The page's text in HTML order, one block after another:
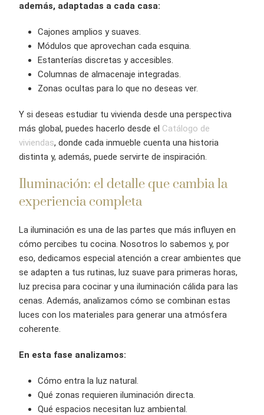
además, adaptadas a cada casa:
Cajones amplios y suaves.
Módulos que aprovechan cada esquina.
Estanterías discretas y accesibles.
Columnas de almacenaje integradas.
Zonas ocultas para lo que no deseas ver.
Y si deseas estudiar tu vivienda desde una perspectiva
más global, puedes hacerlo desde el Catálogo de
viviendas, donde cada inmueble cuenta una historia
distinta y, además, puede servirte de inspiración.
Iluminación: el detalle que cambia la
experiencia completa
La iluminación es una de las partes que más influyen en
cómo percibes tu cocina. Nosotros lo sabemos y, por
eso, dedicamos especial atención a crear ambientes que
se adapten a tus rutinas, luz suave para primeras horas,
luz precisa para cocinar y una iluminación cálida para las
cenas. Además, analizamos cómo se combinan estas
luces con los materiales para generar una atmósfera
coherente.
En esta fase analizamos:
Cómo entra la luz natural.
Qué zonas requieren iluminación directa.
Qué espacios necesitan luz ambiental.